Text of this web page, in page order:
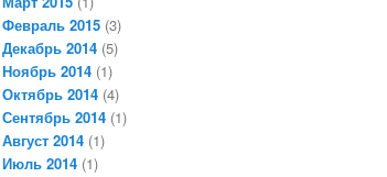
Февраль 2015 (3)
Декабрь 2014 (5)
Ноябрь 2014 (1)
Октябрь 2014 (4)
Сентябрь 2014 (1)
Август 2014 (1)
Июль 2014 (1)